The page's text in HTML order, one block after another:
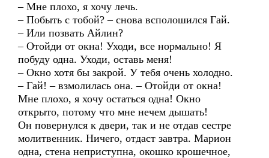
– Мне плохо, я хочу лечь.
– Побыть с тобой? – снова всполошился Гай.
– Или позвать Айлин?
– Отойди от окна! Уходи, все нормально! Я
побуду одна. Уходи, оставь меня!
– Окно хотя бы закрой. У тебя очень холодно.
– Гай! – взмолилась она. – Отойди от окна!
Мне плохо, я хочу остаться одна! Окно
открыто, потому что мне нечем дышать!
Он повернулся к двери, так и не отдав сестре
молитвенник. Ничего, отдаст завтра. Марион
одна, стена неприступна, окошко крошечное,